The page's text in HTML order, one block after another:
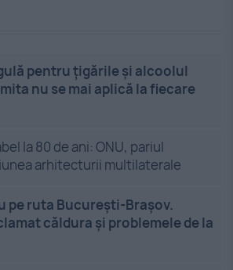
pentru țigările și alcoolul
nu se mai aplică la fiecare
la 80 de ani: ONU, pariul
arhitecturii multilaterale
pe ruta București-Brașov.
căldura și problemele de la